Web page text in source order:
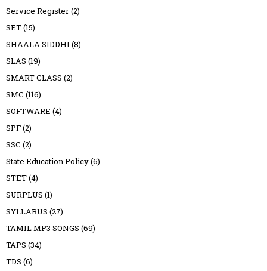
Service Register(2)
SET(15)
SHAALA SIDDHI (8)
SLAS (19)
SMART CLASS (2)
SMC (116)
SOFTWARE (4)
SPF(2)
SSC (2)
State Education Policy(6)
STET(4)
SURPLUS (1)
SYLLABUS (27)
TAMIL MP3 SONGS (69)
TAPS (34)
TDS (6)